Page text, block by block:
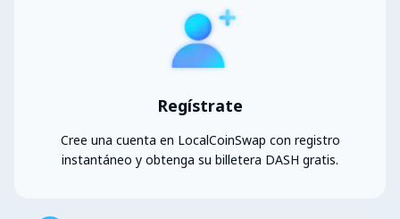
Regístrate
Cree una cuenta en LocalCoinSwap con registro
instantáneo y obtenga su billetera DASH gratis.